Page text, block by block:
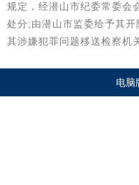
规定，经潜山市纪委常委会
处分;由潜山市监委给予其
其涉嫌犯罪问题移送检察机
电脑